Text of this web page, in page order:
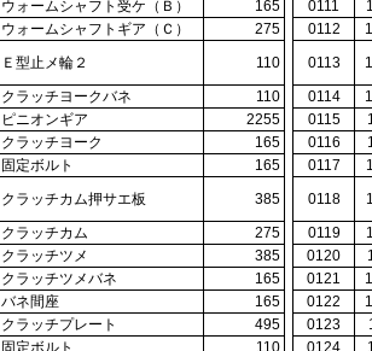
ウォームシャフト受ケ（Ｂ） 165 0111
ウォームシャフトギア（Ｃ） 275 0112
Ｅ型止メ輪２ 110 0113
クラッチヨークバネ 110 0114
ピニオンギア 2255 0115
クラッチヨーク 165 0116
固定ボルト 165 0117
クラッチカム押サエ板 385 0118
クラッチカム 275 0119
クラッチツメ 385 0120
クラッチツメバネ 165 0121
バネ間座 165 0122
クラッチプレート 495 0123
固定ボルト 110 0124